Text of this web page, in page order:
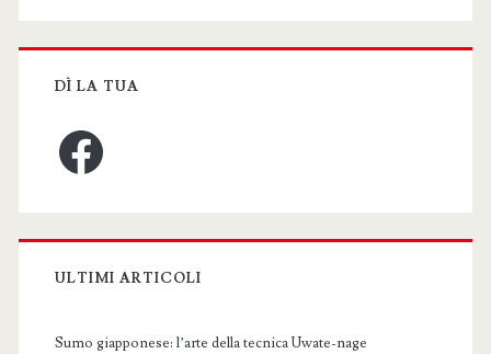
DÌ LA TUA
Facebook
ULTIMI ARTICOLI
Sumo giapponese: l’arte della tecnica Uwate-nage